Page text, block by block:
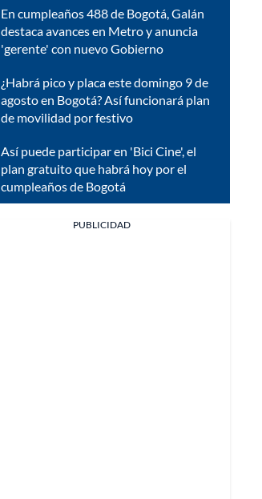
En cumpleaños 488 de Bogotá, Galán
destaca avances en Metro y anuncia
'gerente' con nuevo Gobierno
¿Habrá pico y placa este domingo 9 de
agosto en Bogotá? Así funcionará plan
de movilidad por festivo
Así puede participar en 'Bici Cine', el
plan gratuito que habrá hoy por el
cumpleaños de Bogotá
PUBLICIDAD